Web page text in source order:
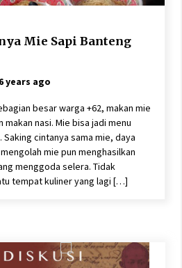
Mie Sapi Banteng
years ago
besar warga +62, makan mie
nasi. Mie bisa jadi menu
cintanya sama mie, daya
mie pun menghasilkan
menggoda selera. Tidak
tempat kuliner yang lagi […]